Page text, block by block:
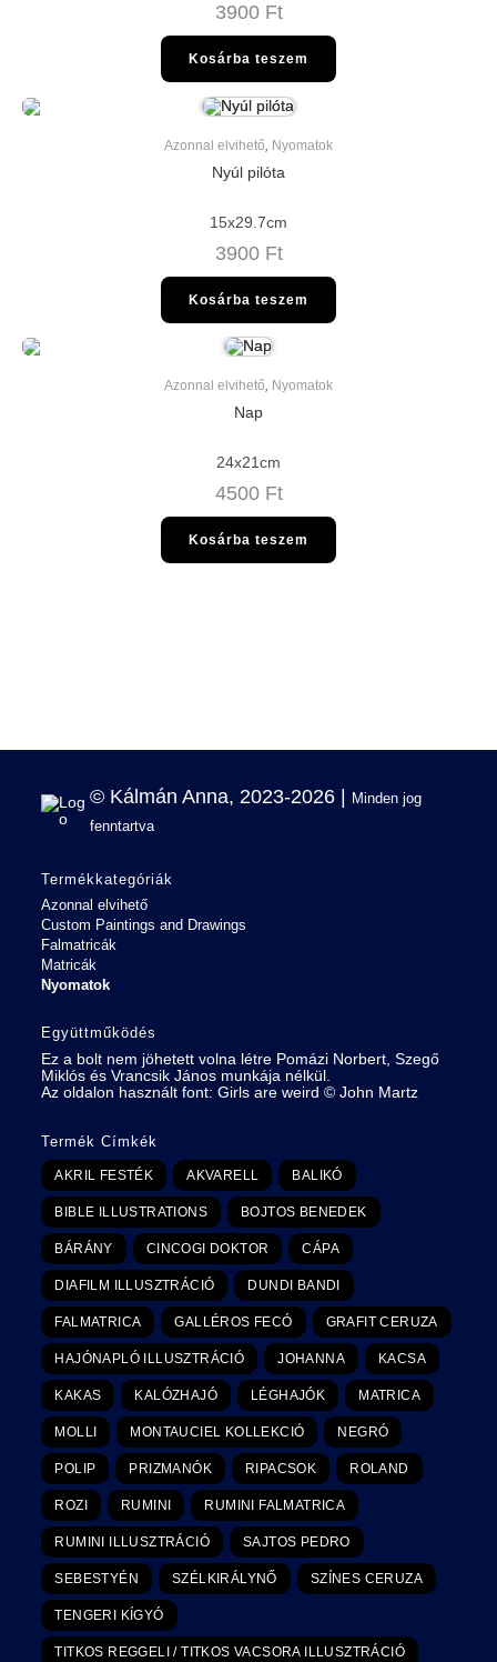
3900 Ft
Kosárba teszem
Azonnal elvihető Nyomatok
Nyúl pilóta
15x29.7cm
3900 Ft
Kosárba teszem
Azonnal elvihető, Nyomatok
Nap
24x21cm
4500 Ft
Kosárba teszem
© Kálmán Anna, 2023-2026 |
Minden jog
fenntartva
Termékkategóriák
Azonnal elvihető
Custom Paintings and Drawings
Falmatricák
Matricák
Nyomatok
Együttműködés
Ez a bolt nem jöhetett volna létre Pomázi Norbert, Szegő
Miklós és Vrancsik János munkája nélkül.
Az oldalon használt font:Girls are weird ©John Martz
Termék Címkék
AKRIL FESTÉK AKVARELL BALIKÓ
BIBLE ILLUSTRATIONS BOJTOS BENEDEK
BÁRÁNY CINCOGI DOKTOR CÁPA
DIAFILM ILLUSZTRÁCIÓ DUNDI BANDI
FALMATRICA GALLÉROS FECÓ GRAFIT CERUZA
HAJÓNAPLÓ ILLUSZTRÁCIÓ JOHANNA KACSA
KAKAS KALÓZHAJÓ LÉGHAJÓK MATRICA
MOLLI MONTAUCIEL KOLLEKCIÓ NEGRÓ
POLIP PRIZMANÓK RIPACSOK ROLAND
ROZI RUMINI RUMINI FALMATRICA
RUMINI ILLUSZTRÁCIÓ SAJTOS PEDRO
SEBESTYÉN SZÉLKIRÁLYNŐ SZÍNES CERUZA
TENGERI KÍGYÓ
TITKOS REGGELI / TITKOS VACSORA ILLUSZTRÁCIÓ